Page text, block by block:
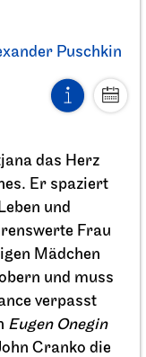
Puschkin
das Herz
Er spaziert
und
Frau
Mädchen
und muss
verpasst
Eugen Onegin
Cranko die